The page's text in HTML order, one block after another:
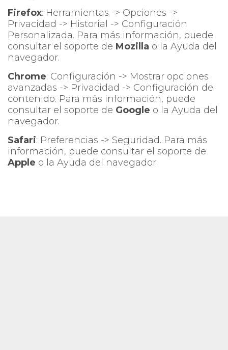
Firefox: Herramientas -> Opciones ->
Privacidad -> Historial -> Configuración
Personalizada. Para más información, puede
consultar el soporte de Mozilla o la Ayuda del
navegador.
Chrome: Configuración -> Mostrar opciones
avanzadas -> Privacidad -> Configuración de
contenido. Para más información, puede
consultar el soporte de Google o la Ayuda del
navegador.
Safari: Preferencias -> Seguridad. Para más
información, puede consultar el soporte de
Apple o la Ayuda del navegador.